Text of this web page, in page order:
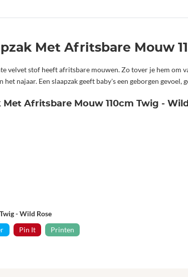
Met Afritsbare Mouw
velvet stof heeft afritsbare mouwen. Zo tover je hem om
najaar. Een slaapzak geeft baby's een geborgen
Afritsbare Mouw 110cm Twig -
- Wild Rose
Pin It Printen